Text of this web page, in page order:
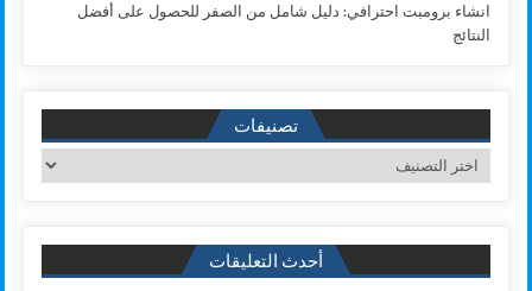
انشاء برومبت احترافي: دليل شامل من الصفر للحصول على أفضل
النتائج
تصنيفات
تصنيفات
أحدث التعليقات